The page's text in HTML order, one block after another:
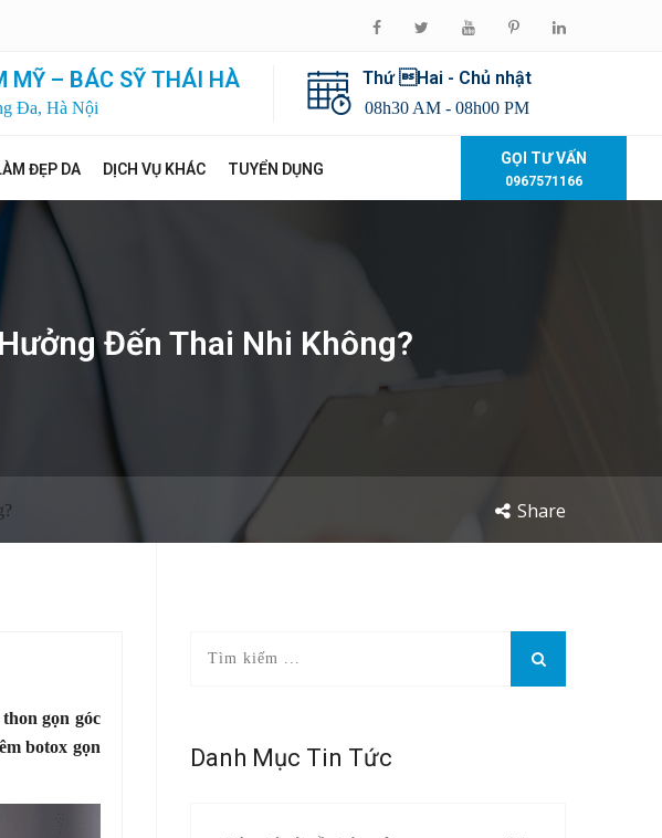
MỸ – BÁC SỸ THÁI HÀ
Đa, Hà Nội
Thứ Hai - Chủ nhật
08h30 AM - 08h00 PM
ĐẸP DA DỊCH VỤ KHÁC TUYỂN DỤNG
GỌI TƯ VẤN
0967571166
Đến Thai Nhi Không?
Share
gọn góc
botox gọn
Danh Mục Tin Tức